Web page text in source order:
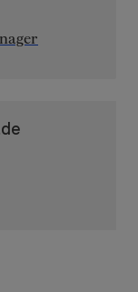
via twittervia e-